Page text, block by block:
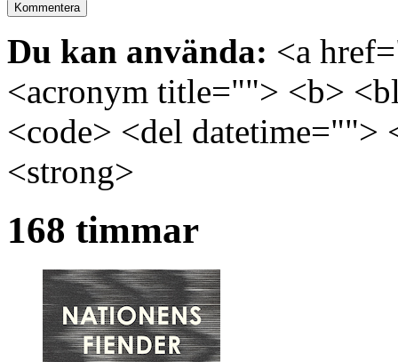
Du kan använda: <a
<acronym title=""> <b>
<code> <del
<strong>
168 timmar